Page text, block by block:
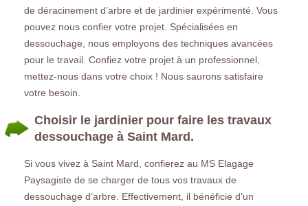
de déracinement d’arbre et de jardinier expérimenté. Vous
pouvez nous confier votre projet. Spécialisées en
dessouchage, nous employons des techniques avancées
pour le travail. Confiez votre projet à un professionnel,
mettez-nous dans votre choix ! Nous saurons satisfaire
votre besoin.
Choisir le jardinier pour faire les travaux
dessouchage à Saint Mard.
Si vous vivez à Saint Mard, confierez au MS Elagage
Paysagiste de se charger de tous vos travaux de
dessouchage d’arbre. Effectivement, il bénéficie d’un